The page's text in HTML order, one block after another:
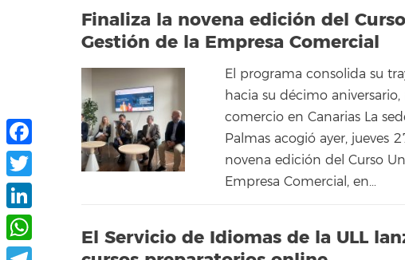
Finaliza la novena edición del
Gestión de la Empresa Comercial
El programa consolida su
hacia su décimo
comercio en Canarias La
Palmas acogió ayer, jueves
novena edición del Curso
Empresa Comercial, en…
El Servicio de Idiomas de la ULL
Facebook
Twitter
LinkedIn
WhatsApp